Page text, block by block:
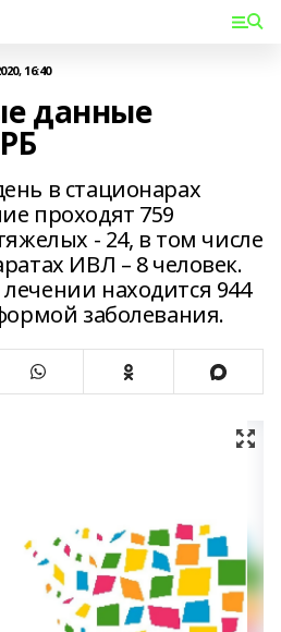
16:40
данные
в стационарах
проходят 759
- 24, в том числе
ИВЛ – 8 человек.
находится 944
заболевания.